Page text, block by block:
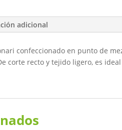
adicional
confeccionado en punto de
corte recto y tejido ligero, es